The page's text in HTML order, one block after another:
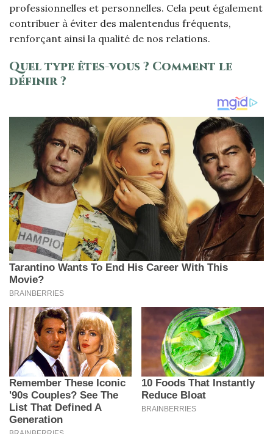
professionnelles et personnelles. Cela peut également
contribuer à éviter des malentendus fréquents,
renforçant ainsi la qualité de nos relations.
Quel type êtes-vous ? Comment le
définir ?